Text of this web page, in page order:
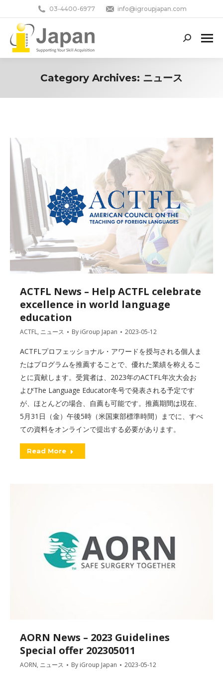
03-4400-6977 info@igroupjapan.com
Search:
Category Archives: ニュース
ACTFL News – Help ACTFL celebrate
excellence in world language
education
ACTFL, ニュース By iGroup Japan 2023-05-12
ACTFLプロフェッショナル・アワードを授与される個人ま
たはプログラムを推薦することで、優れた業績を称えるこ
とに貢献します。受賞者は、2023年のACTFL年次大会お
よびThe Language Educator冬号で発表される予定です
が、ほとんどの場合、自薦も可能です。推薦期間は現在、
5月31日（金）午後5時（米国東部標準時間）までに、すべ
ての資料をオンラインで提出する必要があります。
Read More
AORN News – 2023 Guidelines
Special offer 202305011
AORN, ニュース By iGroup Japan 2023-05-12